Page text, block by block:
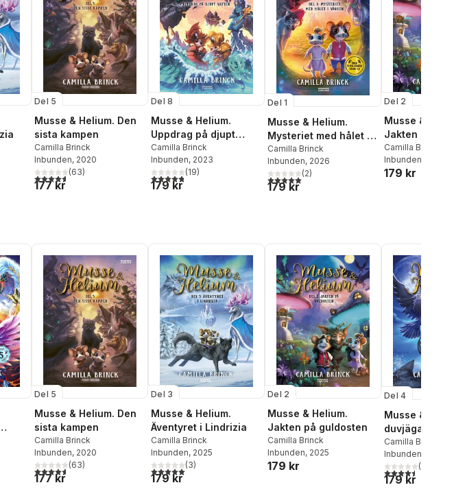
antal röster:
Del 5
Musse & Helium. Den
sista kampen
Camilla Brinck
Inbunden, 2020
4,6utav 5 stjärnor. Totalt antal röster:
(63)
177 kr
Del 8
Musse & Helium.
Uppdrag på djupt
vatten
Camilla Brinck
Inbunden, 2023
4,8utav 5 stjärnor. Totalt antal röster:
(19)
179 kr
Del 1
Musse & Helium.
Mysteriet med hålet i
väggen
Camilla Brinck
Inbunden, 2026
5,0utav 5 stjärnor. Totalt antal röster:
(2)
179 kr
Del 2
Musse &
Jakten på
Camilla Brinck
Inbunden
179 kr
antal röster:
Del 5
Musse & Helium. Den
sista kampen
Camilla Brinck
Inbunden, 2020
4,6utav 5 stjärnor. Totalt antal röster:
(63)
177 kr
Del 3
Musse & Helium.
Äventyret i Lindrizia
Camilla Brinck
Inbunden, 2025
5,0utav 5 stjärnor. Totalt antal röster:
(3)
179 kr
Del 2
Musse & Helium.
Jakten på guldosten
Camilla Brinck
Inbunden, 2025
179 kr
Del 4
Musse &
duvjägarnas
Camilla Brinck
Inbunden
4,5utav 5(
179 kr